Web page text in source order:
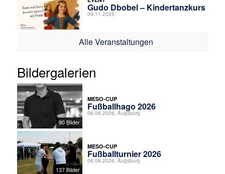
Gudo Dbobel – Kindertanzkurs
09.11.2025,
Alle Veranstaltungen
Bildergalerien
90 Bilder
MESO-CUP
Fußballhago 2026
06.06.2026, Augsburg
137 Bilder
MESO-CUP
Fußballturnier 2026
06.06.2026, Augsburg